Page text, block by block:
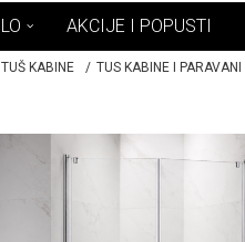
AKCIJE I POPUSTI
KABINE TUS KABINE I PARAVANI